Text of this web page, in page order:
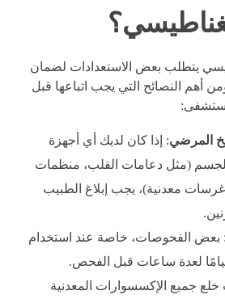
يتطلب بعض الاستعدادات لضمان
أهم النصائح التي يجب اتباعها قبل
المرضي: إذا كان لديك أي أجهزة
(مثل دعامات القلب، منظمات
معدنية)، يجب إبلاغ الطبيب
: بعض الفحوصات، خاصة عند استخدام
لعدة ساعات قبل الفحص.
جميع الإكسسوارات المعدنية